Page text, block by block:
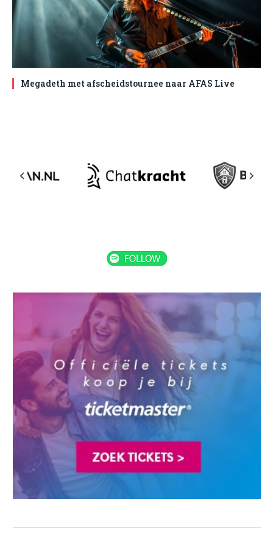
Megadeth met afscheidstournee naar AFAS Live